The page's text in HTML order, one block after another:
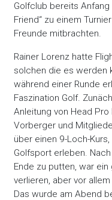
Golfclub bereits
Friend“ zu einem
Freunde mitbrachten.
Rainer Lorenz hatte
solchen die es werden
während einer Runde
Faszination Golf.
Anleitung von Head
Vorberger und
über einen 9-Loch-
Golfsport erleben.
Ende zu putten, war
verlieren, aber vor
Das wurde am Abend